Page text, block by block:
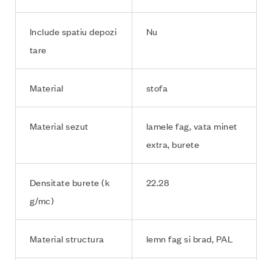
Include spatiu depozi
tare
Nu
Material stofa
Material sezut
lamele fag, vata minet
extra, burete
Densitate burete (k
g/mc)
22.28
Material structura lemn fag si brad, PAL